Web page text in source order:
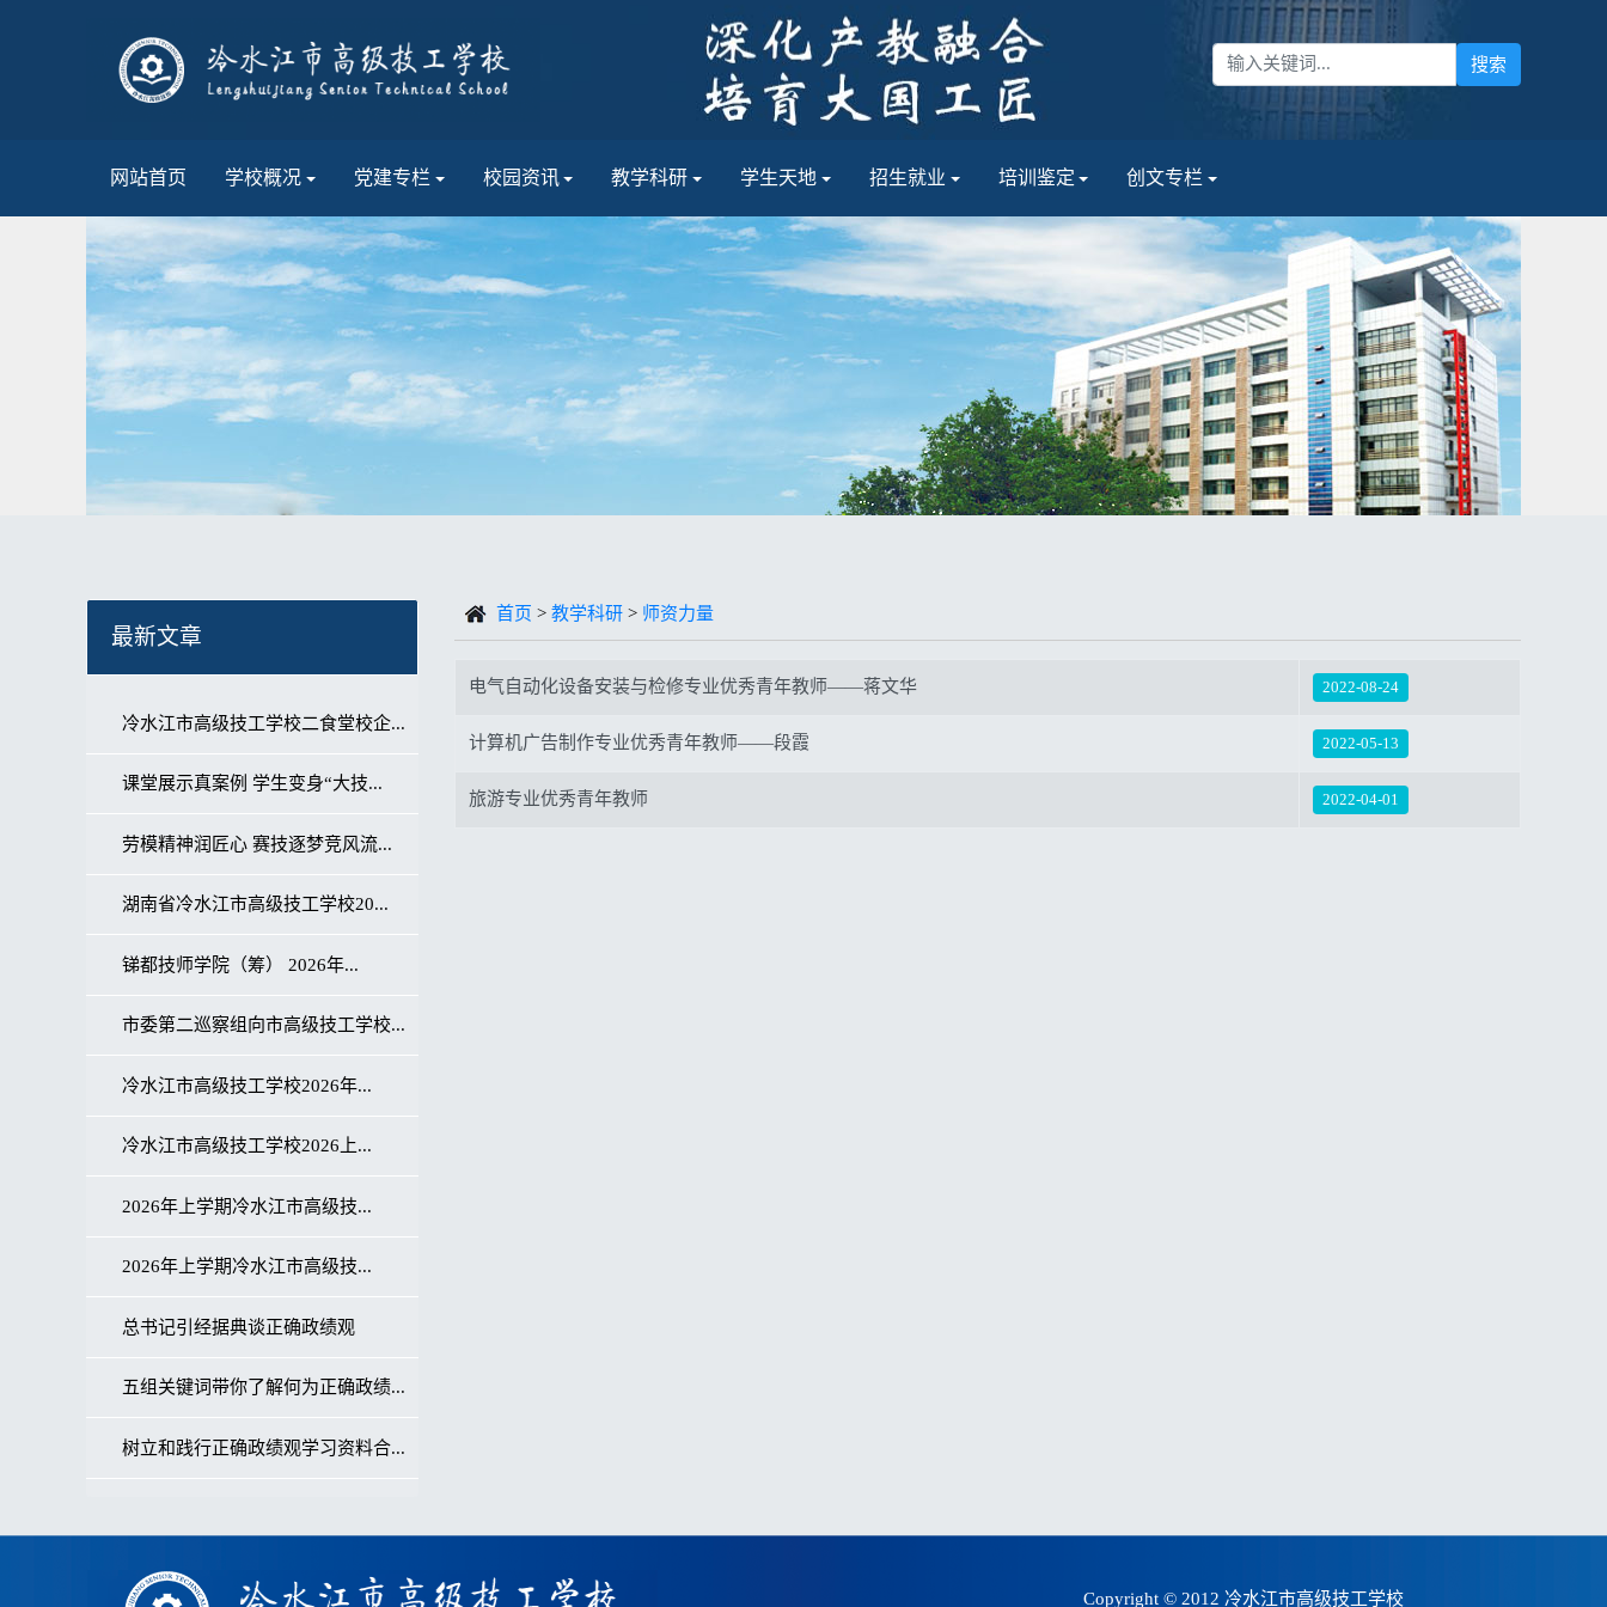
网站首页 学校概况 党建专栏 校园资讯 教学科研 学生天地 招生就业 培训鉴定 创文专栏
首页 > 教学科研> 师资力量
电气自动化设备安装与检修专业优秀青年教师——蒋文华 2022-08-24
计算机广告制作专业优秀青年教师——段霞 2022-05-13
旅游专业优秀青年教师 2022-04-01
最新文章
冷水江市高级技工学校二食堂校企...
课堂展示真案例 学生变身“大技...
劳模精神润匠心 赛技逐梦竞风流...
湖南省冷水江市高级技工学校20...
锑都技师学院（筹） 2026年...
市委第二巡察组向市高级技工学校...
冷水江市高级技工学校2026年...
冷水江市高级技工学校2026上...
2026年上学期冷水江市高级技...
2026年上学期冷水江市高级技...
总书记引经据典谈正确政绩观
五组关键词带你了解何为正确政绩...
树立和践行正确政绩观学习资料合...
Copyright © 2012 冷水江市高级技工学校